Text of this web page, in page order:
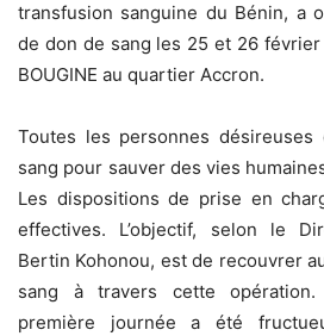
transfusion sanguine du Bénin, a
de don de sang les 25 et 26 février
BOUGINE au quartier Accron.
Toutes les personnes
sang pour sauver des vies
Les dispositions de prise en
effectives. L’objectif, selon le
Bertin Kohonou, est de recouvrer
sang à travers cette
première journée a été